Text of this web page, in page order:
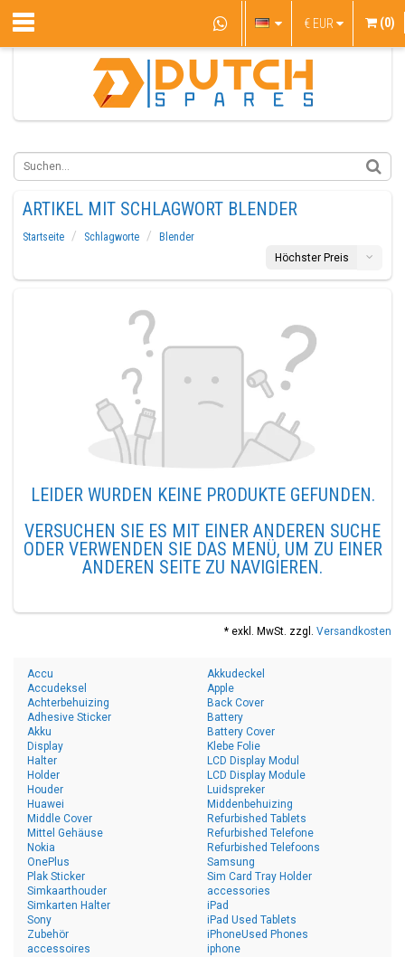
€ EUR (0)
ARTIKEL MIT SCHLAGWORT BLENDER
Startseite Schlagworte
Blender
Höchster Preis
LEIDER WURDEN KEINE PRODUKTE GEFUNDEN.
VERSUCHEN SIE ES MIT EINER ANDEREN SUCHE
ODER VERWENDEN SIE DAS MENÜ, UM ZU EINER
ANDEREN SEITE ZU NAVIGIEREN.
* exkl. MwSt. zzgl. Versandkosten
Accu
Accudeksel
Achterbehuizing
Adhesive Sticker
Akku
Akkudeckel
Apple
Back Cover
Battery
Battery Cover
Display
Halter
Holder
Houder
Huawei
Klebe Folie
LCD Display Modul
LCD Display Module
Luidspreker
Middenbehuizing
Middle Cover
Mittel Gehäuse
Nokia
OnePlus
Plak Sticker
Refurbished Tablets
Refurbished Telefone
Refurbished Telefoons
Samsung
Sim Card Tray Holder
Simkaarthouder
Simkarten Halter
Sony
Zubehör
accessoires
accessories
iPad
iPad Used Tablets
iPhoneUsed Phones
iphone